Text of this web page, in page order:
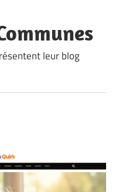
leur blog